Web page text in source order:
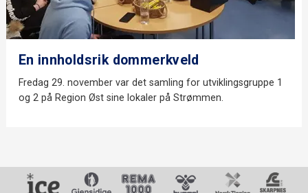
En innholdsrik dommerkveld
Fredag 29. november var det samling for utviklingsgruppe 1
og 2 på Region Øst sine lokaler på Strømmen.